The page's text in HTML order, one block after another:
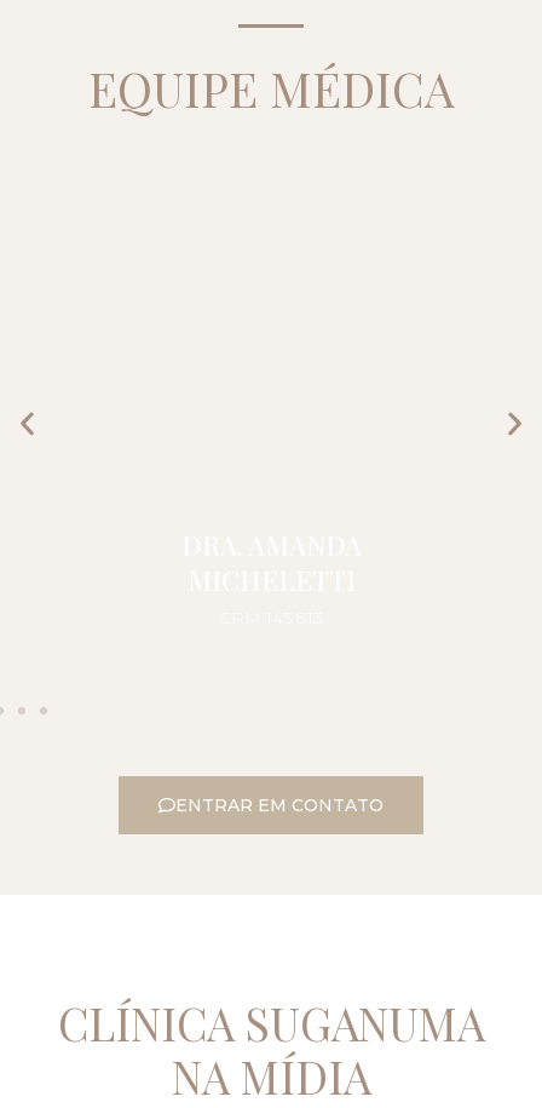
EQUIPE MÉDICA
ENTRAR EM CONTATO
CLÍNICA SUGANUMA
NA MÍDIA